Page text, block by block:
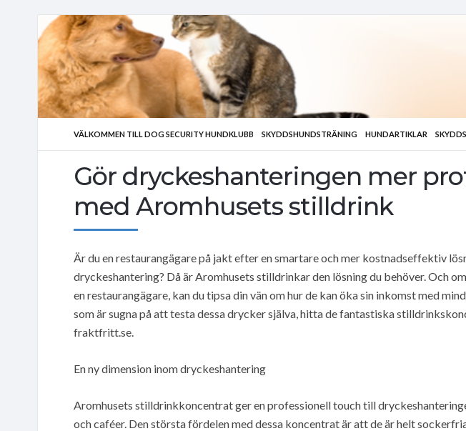
VÄLKOMMEN TILL DOG SECURITY HUNDKLUBB SKYDDSHUNDSTRÄNING HUNDARTIKLAR
Gör dryckeshanteringen mer
med Aromhusets stilldrink
Är du en restaurangägare på jakt efter en smartare och mer kostnadseffektiv
dryckeshantering? Då är Aromhusets stilldrinkar den lösning du behöver. Och
en restaurangägare, kan du tipsa din vän om hur de kan öka sin inkomst med
som är sugna på att testa dessa drycker själva, hitta de fantastiska
fraktfritt.se.
En ny dimension inom dryckeshantering
Aromhusets stilldrinkkoncentrat ger en professionell touch till
och caféer. Den största fördelen med dessa koncentrat är att de är helt